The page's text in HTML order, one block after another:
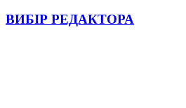
ВИБІР РЕДАКТОРА